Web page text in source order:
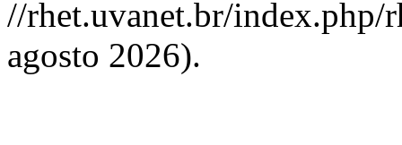
//rhet.uvanet.br/index.php/
agosto 2026).